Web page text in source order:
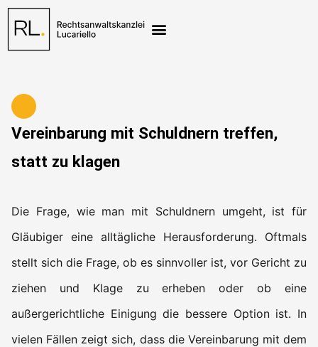
Vereinbarung mit Schuldnern treffen,
statt zu klagen
Die Frage, wie man mit Schuldnern umgeht, ist für
Gläubiger eine alltägliche Herausforderung. Oftmals
stellt sich die Frage, ob es sinnvoller ist, vor Gericht zu
ziehen und Klage zu erheben oder ob eine
außergerichtliche Einigung die bessere Option ist. In
vielen Fällen zeigt sich, dass die Vereinbarung mit dem